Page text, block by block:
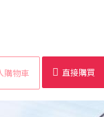
購物車 直接購買
冰塊 夏日必備 調酒用品
配送時間